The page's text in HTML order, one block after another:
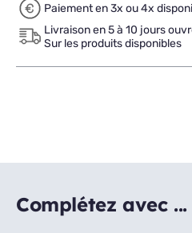
Paiement en 3x ou 4x
Livraison en 5 à 10 jours
Sur les produits disponibles
Complétez avec ...